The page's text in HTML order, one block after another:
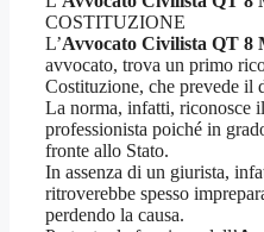
COSTITUZIONE
L’Avvocato Civilista QT 8
avvocato, trova un primo
Costituzione, che prevede il
La norma, infatti, riconosce
professionista poiché in
fronte allo Stato.
In assenza di un giurista,
ritroverebbe spesso
perdendo la causa.